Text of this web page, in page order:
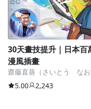
30天畫技提升｜日本百
漫風插畫
齋藤直葵（さいとう なお
5.00
2,243